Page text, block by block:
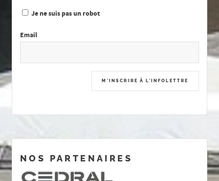
Je ne suis pas un robot
Email
NOS PARTENAIRES